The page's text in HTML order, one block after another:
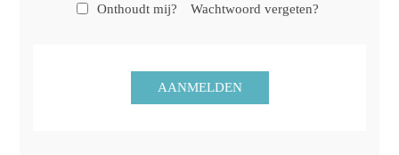
Onthoudt mij? Wachtwoord vergeten?